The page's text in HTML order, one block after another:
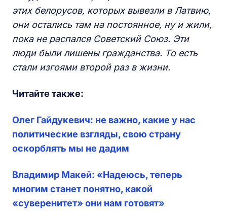
этих белорусов, которых вывезли в Латвию,
они остались там на постоянное, ну и жили,
пока не распался Советский Союз. Эти
люди были лишены гражданства. То есть
стали изгоями второй раз в жизни.
Читайте также:
Олег Гайдукевич: не важно, какие у нас
политические взгляды, свою страну
оскорблять мы не дадим
Владимир Макей: «Надеюсь, теперь
многим станет понятно, какой
«суверенитет» они нам готовят»